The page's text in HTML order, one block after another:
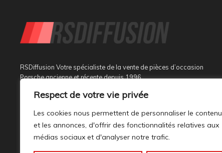
Respect de votre vie privée
Les cookies nous permettent de personnaliser le contenu
et les annonces, d'offrir des fonctionnalités relatives aux
médias sociaux et d'analyser notre trafic.
RSDiffusion Votre spécialiste de la vente de pièces d’occasion
Porsche ancienne et récente depuis 1996
Implantée à Sainte Tulle dans le département des Alpes de
Provence, au sein d’un bâtiment tout neuf de 1000M², son
activité est dédiée à la marque PORSCHE.